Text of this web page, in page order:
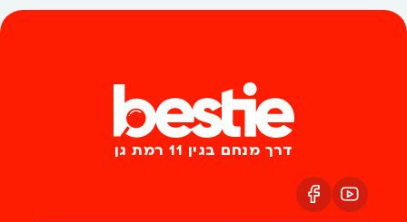
דרך מנחם בגין 11 רמת גן